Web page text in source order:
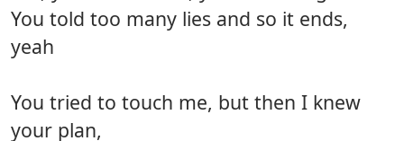
You told too many lies and so it ends,
yeah
You tried to touch me, but then I knew
your plan,